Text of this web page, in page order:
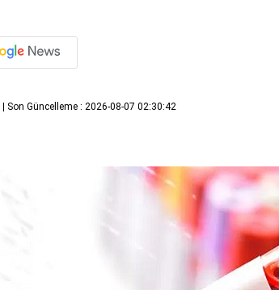
| Son Güncelleme : 2026-08-07 02:30:42